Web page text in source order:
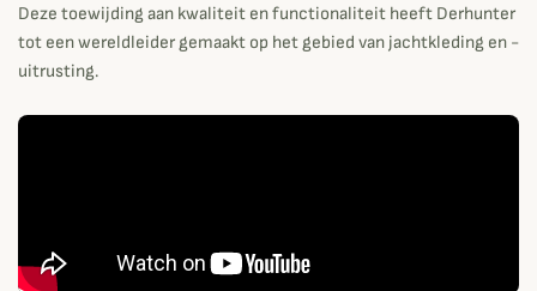
Deze toewijding aan kwaliteit en functionaliteit heeft Derhunter
tot een wereldleider gemaakt op het gebied van jachtkleding en -
uitrusting.